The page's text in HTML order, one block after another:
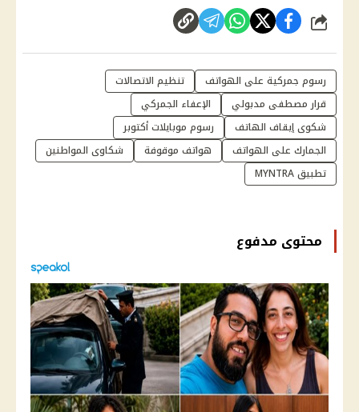
شارك
رسوم جمركية على الهواتف
تنظيم الاتصالات
قرار مصطفى مدبولي
الإعفاء الجمركي
شكوى إيقاف الهاتف
رسوم موبايلات أكتوبر
الجمارك على الهواتف
هواتف موقوفة
شكاوى المواطنين
تطبيق MYNTRA
محتوى مدفوع